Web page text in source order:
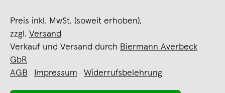
Preis inkl. MwSt. (soweit erhoben),
zzgl. Versand
Verkauf und Versand durch Biermann Averbeck
GbR
AGB
Impressum Widerrufsbelehrung